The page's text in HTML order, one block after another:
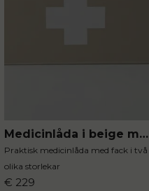
Medicinlåda i beige metall
Praktisk medicinlåda med fack i två
olika storlekar
€ 229